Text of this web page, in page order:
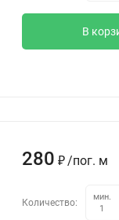
В
280 ₽ /пог. м
Количество:
мин.
1